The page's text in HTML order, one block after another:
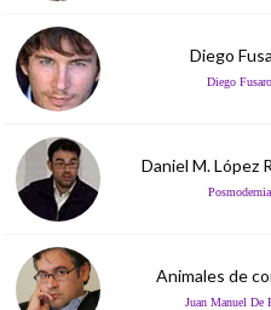
Diego
Diego Fusaro
Daniel M. López
Posmodernia
Animales de
Juan Manuel De